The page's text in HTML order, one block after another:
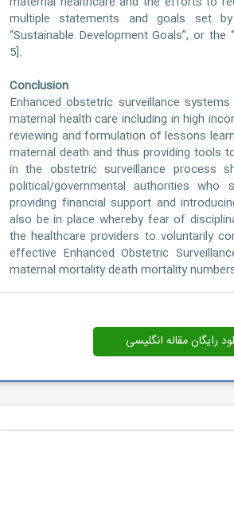
multiple statements and goals set by
“Sustainable Development Goals”, or
5].
Conclusion
Enhanced obstetric surveillance
maternal health care including in high
reviewing and formulation of lessons
maternal death and thus providing tools
in the obstetric surveillance process
political/governmental authorities
providing financial support and
also be in place whereby fear of
the healthcare providers to voluntarily
effective Enhanced Obstetric
maternal mortality death mortality
رایگان مقاله انگلیسی